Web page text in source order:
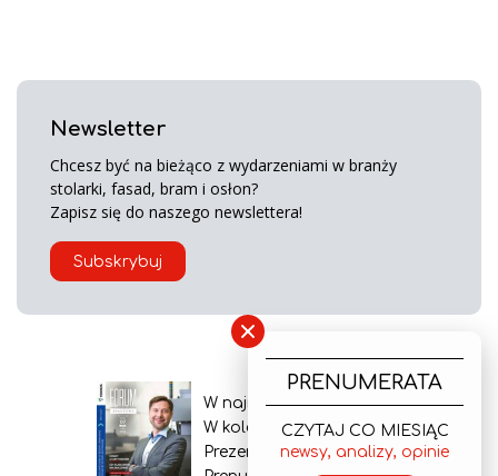
Newsletter
Chcesz być na bieżąco z wydarzeniami w branży
stolarki, fasad, bram i osłon?
Zapisz się do naszego newslettera!
Subskrybuj
W najnowszym wydaniu
W kolejnym numerze
Prezentacja gazety
×
PRENUMERATA
CZYTAJ CO MIESIĄC
newsy, analizy, opinie